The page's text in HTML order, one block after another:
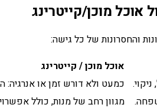
מוכן/קייטרינג
והחסרונות של כל גישה:
אוכל מוכן / קייטרינג
כמעט ולא דורש זמן או אנרגיה:
מגוון רחב של מנות, כולל